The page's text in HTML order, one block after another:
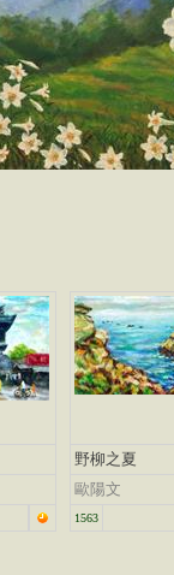
野柳之夏
歐陽文
1563